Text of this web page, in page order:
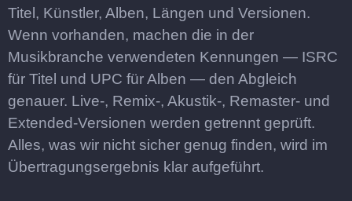
Titel, Künstler, Alben, Längen und Versionen.
Wenn vorhanden, machen die in der
Musikbranche verwendeten Kennungen — ISRC
für Titel und UPC für Alben — den Abgleich
genauer. Live-, Remix-, Akustik-, Remaster- und
Extended-Versionen werden getrennt geprüft.
Alles, was wir nicht sicher genug finden, wird im
Übertragungsergebnis klar aufgeführt.